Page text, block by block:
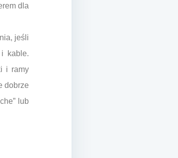
dla
jeśli
kable.
i ramy
dobrze
lub